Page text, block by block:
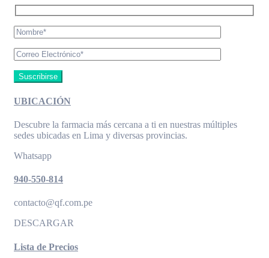
UBICACIÓN
Descubre la farmacia más cercana a ti en nuestras múltiples
sedes ubicadas en Lima y diversas provincias.
Whatsapp
940-550-814
contacto@qf.com.pe
DESCARGAR
Lista de Precios